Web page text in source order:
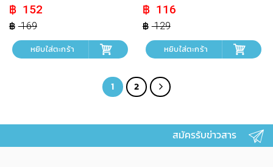
169
Original
price
was:
฿ 169.
152
Current
price
is:
฿ 152.
หยิบใส่ตะกร้า
129
Original
price
was:
฿ 129.
116
Current
price
is:
฿ 116.
หยิบใส่ตะกร้า
1 2
สมัครรับข่าวสาร